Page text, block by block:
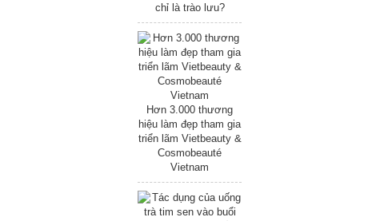
chỉ là trào lưu?
Hơn 3.000 thương
hiệu làm đẹp tham gia
triển lãm Vietbeauty &
Cosmobeauté
Vietnam